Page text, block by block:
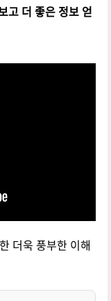
고 더 좋은 정보 얻
더욱 풍부한 이해